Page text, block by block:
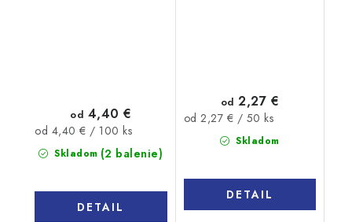
Skladom (2 balenie)
od 4,40 €
Jednotková
cena:
od 4,40 € / 100 ks
DETAIL
Skladom
od 2,27 €
Jednotková
od 2,27 € / 50 ks
DETAIL